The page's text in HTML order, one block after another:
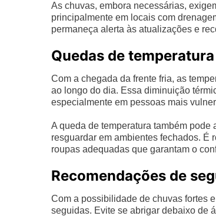
As chuvas, embora necessárias,
principalmente em locais com
permaneça alerta às atualizações e
Quedas de
Com a chegada da frente fria, as
ao longo do dia. Essa diminuição
especialmente em pessoas mais
A queda de temperatura também
resguardar em ambientes fechados. É
roupas adequadas que garantam o
Recomendações de
Com a possibilidade de chuvas fortes
seguidas. Evite se abrigar debaixo de